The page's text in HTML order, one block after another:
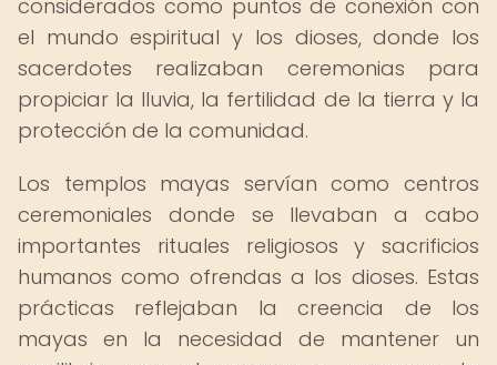
considerados como puntos de conexión con
el mundo espiritual y los dioses, donde los
sacerdotes realizaban ceremonias para
propiciar la lluvia, la fertilidad de la tierra y la
protección de la comunidad.
Los templos mayas servían como centros
ceremoniales donde se llevaban a cabo
importantes rituales religiosos y sacrificios
humanos como ofrendas a los dioses. Estas
prácticas reflejaban la creencia de los
mayas en la necesidad de mantener un